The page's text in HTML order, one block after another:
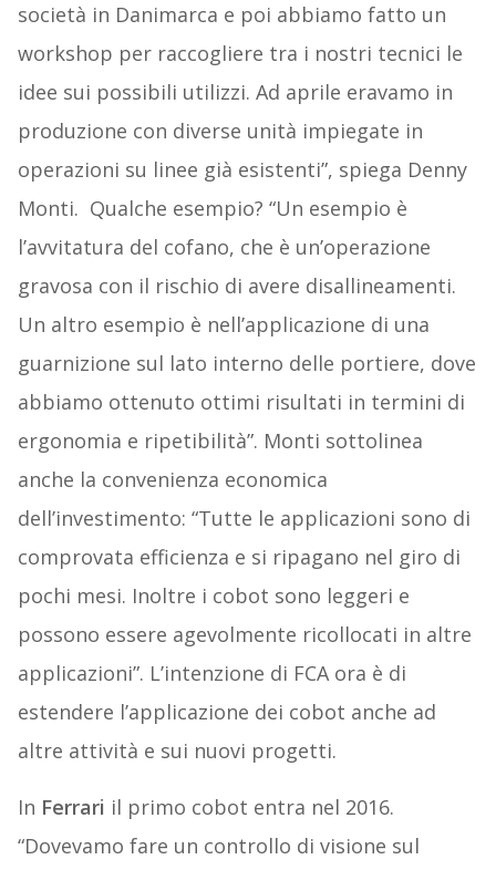
società in Danimarca e poi abbiamo fatto un
workshop per raccogliere tra i nostri tecnici le
idee sui possibili utilizzi. Ad aprile eravamo in
produzione con diverse unità impiegate in
operazioni su linee già esistenti”, spiega Denny
Monti. Qualche esempio? “Un esempio è
l’avvitatura del cofano, che è un’operazione
gravosa con il rischio di avere disallineamenti.
Un altro esempio è nell’applicazione di una
guarnizione sul lato interno delle portiere, dove
abbiamo ottenuto ottimi risultati in termini di
ergonomia e ripetibilità”. Monti sottolinea
anche la convenienza economica
dell’investimento: “Tutte le applicazioni sono di
comprovata efficienza e si ripagano nel giro di
pochi mesi. Inoltre i cobot sono leggeri e
possono essere agevolmente ricollocati in altre
applicazioni”. L’intenzione di FCA ora è di
estendere l’applicazione dei cobot anche ad
altre attività e sui nuovi progetti.
In Ferrari il primo cobot entra nel 2016.
“Dovevamo fare un controllo di visione sul